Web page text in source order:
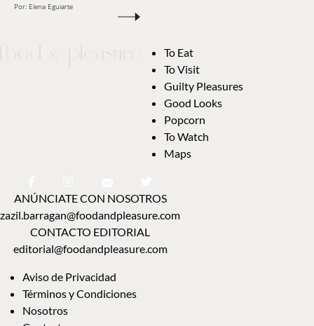
Por: Elena Eguiarte
To Eat
To Visit
Guilty Pleasures
Good Looks
Popcorn
To Watch
Maps
ANÚNCIATE CON NOSOTROS
zazil.barragan@foodandpleasure.com
CONTACTO EDITORIAL
editorial@foodandpleasure.com
Aviso de Privacidad
Términos y Condiciones
Nosotros